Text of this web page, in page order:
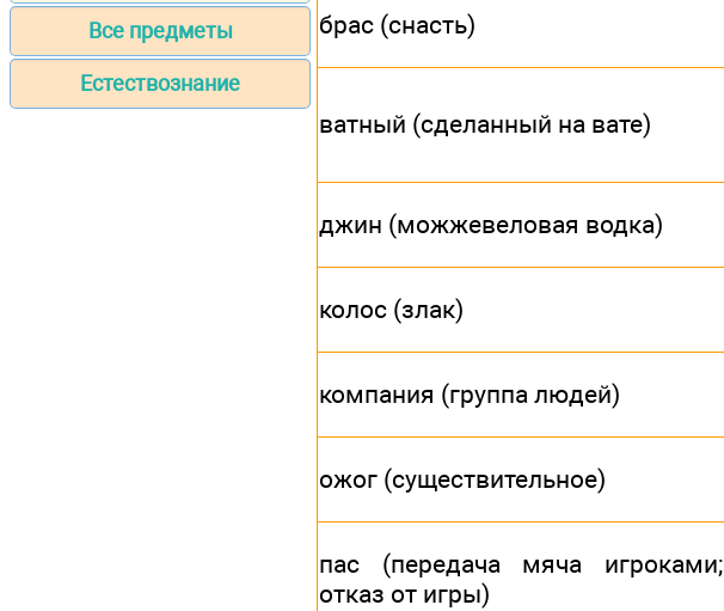
Все предметы
Естествознание
брас (снасть)
ватный (сделанный на вате)
джин (можжевеловая водка)
колос (злак)
компания (группа людей)
ожог (существительное)
пас (передача мяча игроками;
отказ от игры)